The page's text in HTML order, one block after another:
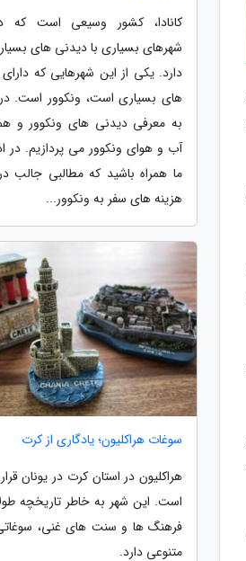
کانادا، کشور وسیعی است که
شهرهای بسیاری با دیدنی های
دارد. یکی از این شهرهایی که
های بسیاری است، ونکوور است. در
به معرفی دیدنی های ونکوور و
آب و هوای ونکوور می پردازیم. در
ما همراه باشید که مطالبی جالب
هزینه های سفر به ونکوور...
سوغات هراکلیون؛ یادگاری از کرت
هراکلیون در استان کرت در یونان
است. این شهر به خاطر تاریخچه
فرهنگ ها و سنت های غنی،
متنوعی دارد.